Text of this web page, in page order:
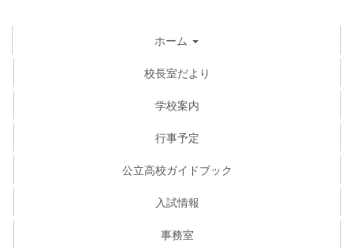
ホーム
校長室だより
学校案内
行事予定
公立高校ガイドブック
入試情報
事務室